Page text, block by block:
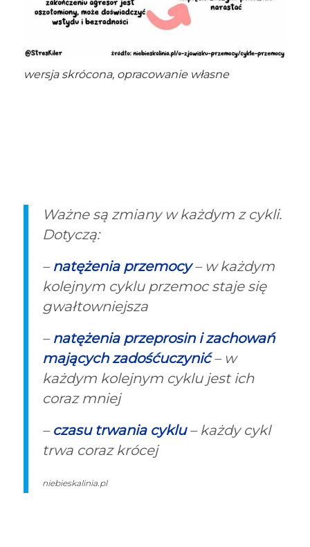
wersja skrócona, opracowanie własne
Ważne są zmiany w każdym z cykli.
Dotyczą:
– natężenia przemocy– w każdym
kolejnym cyklu przemoc staje się
gwałtowniejsza
– natężenia przeprosin i zachowań
mających zadośćuczynić– w
każdym kolejnym cyklu jest ich
coraz mniej
– czasu trwania cyklu– każdy cykl
trwa coraz krócej
niebieskalinia.pl